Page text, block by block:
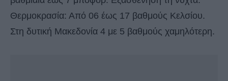
Θερμοκρασία: Από 06 έως 17 βαθμούς Κελσίου.
Στη δυτική Μακεδονία 4 με 5 βαθμούς χαμηλότερη.